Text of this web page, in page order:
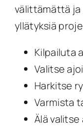
välittämättä
yllätyksiä
Kilpailuta
Valitse
Harkitse
Varmista
Älä